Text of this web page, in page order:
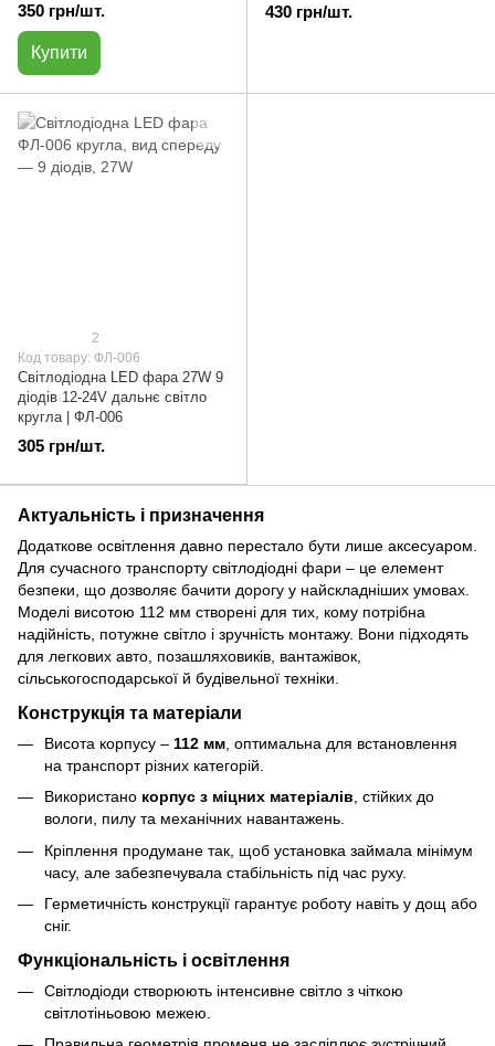
350 грн/шт.
Купити
430 грн/шт.
2
Код товару: ФЛ-006
Cвітлодіодна LED фара 27W 9
діодів 12-24V дальнє світло
кругла | ФЛ-006
305 грн/шт.
Актуальність і призначення
Додаткове освітлення давно перестало бути лише аксесуаром.
Для сучасного транспорту світлодіодні фари – це елемент
безпеки, що дозволяє бачити дорогу у найскладніших умовах.
Моделі висотою 112 мм створені для тих, кому потрібна
надійність, потужне світло і зручність монтажу. Вони підходять
для легкових авто, позашляховиків, вантажівок,
сільськогосподарської й будівельної техніки.
Конструкція та матеріали
Висота корпусу – 112 мм , оптимальна для встановлення
на транспорт різних категорій.
Використано корпус з міцних матеріалів, стійких до
вологи, пилу та механічних навантажень.
Кріплення продумане так, щоб установка займала мінімум
часу, але забезпечувала стабільність під час руху.
Герметичність конструкції гарантує роботу навіть у дощ або
сніг.
Функціональність і освітлення
Світлодіоди створюють інтенсивне світло з чіткою
світлотіньовою межею.